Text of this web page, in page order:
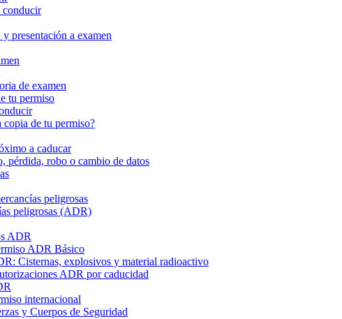
conducir
presentación a examen
de examen
tu permiso
copia de tu permiso?
a caducar
pérdida, robo o cambio de datos
peligrosas
peligrosas (ADR)
ADR
ADR Básico
Cisternas, explosivos y material radioactivo
ADR por caducidad
internacional
y Cuerpos de Seguridad